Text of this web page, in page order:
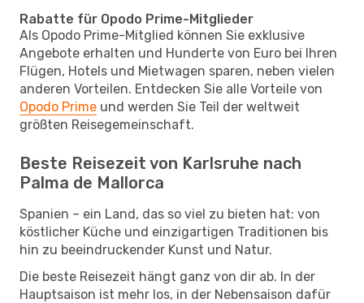
Rabatte für Opodo Prime-Mitglieder
Als Opodo Prime-Mitglied können Sie exklusive
Angebote erhalten und Hunderte von Euro bei Ihren
Flügen, Hotels und Mietwagen sparen, neben vielen
anderen Vorteilen. Entdecken Sie alle Vorteile von
Opodo Prime und werden Sie Teil der weltweit
größten Reisegemeinschaft.
Beste Reisezeit von Karlsruhe nach
Palma de Mallorca
Spanien – ein Land, das so viel zu bieten hat: von
köstlicher Küche und einzigartigen Traditionen bis
hin zu beeindruckender Kunst und Natur.
Die beste Reisezeit hängt ganz von dir ab. In der
Hauptsaison ist mehr los, in der Nebensaison dafür